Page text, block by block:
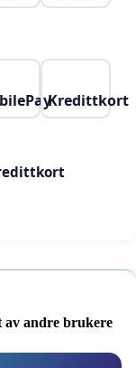
Kredittkort
av andre brukere